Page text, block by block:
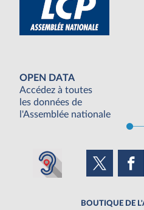
OPEN DATA
Accédez à toutes
les données de
l'Assemblée nationale
BOUTIQUE DE